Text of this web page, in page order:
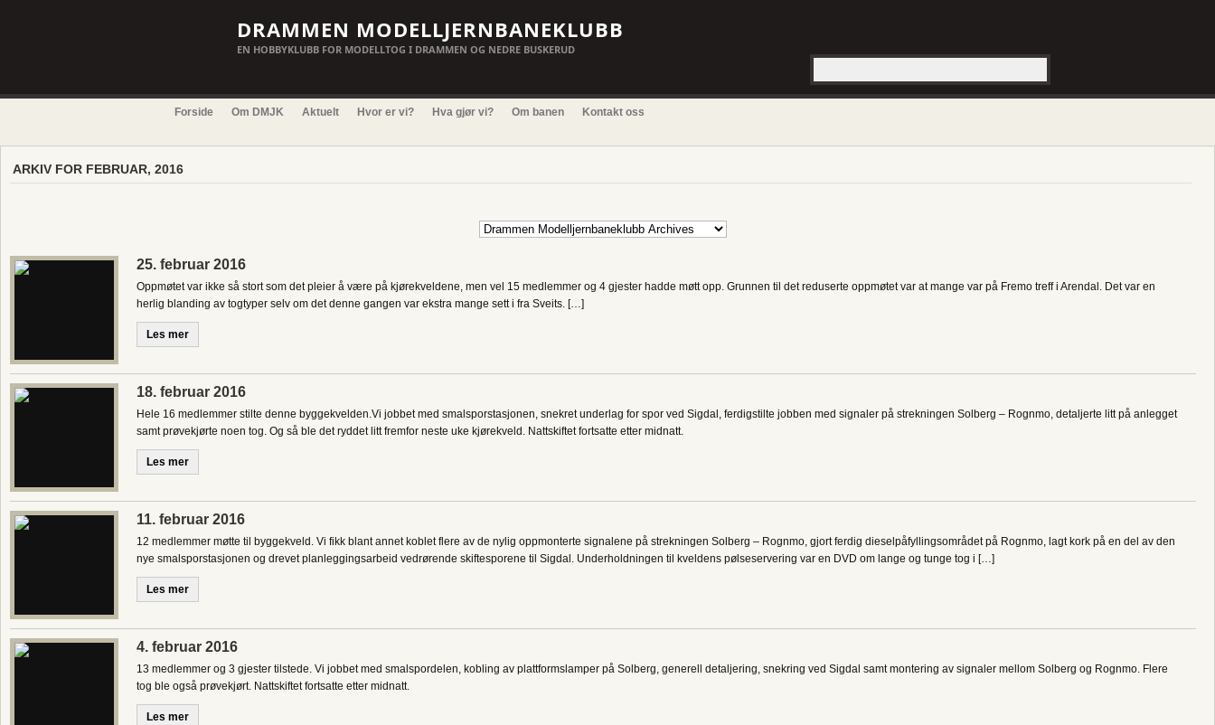
DRAMMEN MODELLJERNBANEKLUBB
EN HOBBYKLUBB FOR MODELLTOG I DRAMMEN OG NEDRE BUSKERUD
Forside Om DMJK Aktuelt Hvor er vi? Hva gjør vi? Om banen Kontakt oss
ARKIV FOR FEBRUAR, 2016
25. februar 2016
Oppmøtet var ikke så stort som det pleier å være på kjørekveldene, men vel 15 medlemmer og 4 gjester hadde møtt opp. Grunnen til det reduserte oppmøtet var at mange var på Fremo treff i Arendal. Det var en
herlig blanding av togtyper selv om det denne gangen var ekstra mange sett i fra Sveits. […]
Les mer
18. februar 2016
Hele 16 medlemmer stilte denne byggekvelden.Vi jobbet med smalsporstasjonen, snekret underlag for spor ved Sigdal, ferdigstilte jobben med signaler på strekningen Solberg – Rognmo, detaljerte litt på anlegget
samt prøvekjørte noen tog. Og så ble det ryddet litt fremfor neste uke kjørekveld. Nattskiftet fortsatte etter midnatt.
Les mer
11. februar 2016
12 medlemmer møtte til byggekveld. Vi fikk blant annet koblet flere av de nylig oppmonterte signalene på strekningen Solberg – Rognmo, gjort ferdig dieselpåfyllingsområdet på Rognmo, lagt kork på en del av den
nye smalsporstasjonen og drevet planleggingsarbeid vedrørende skiftesporene til Sigdal. Underholdningen til kveldens pølseservering var en DVD om lange og tunge tog i […]
Les mer
4. februar 2016
13 medlemmer og 3 gjester tilstede. Vi jobbet med smalspordelen, kobling av plattformslamper på Solberg, generell detaljering, snekring ved Sigdal samt montering av signaler mellom Solberg og Rognmo. Flere
tog ble også prøvekjørt. Nattskiftet fortsatte etter midnatt.
Les mer